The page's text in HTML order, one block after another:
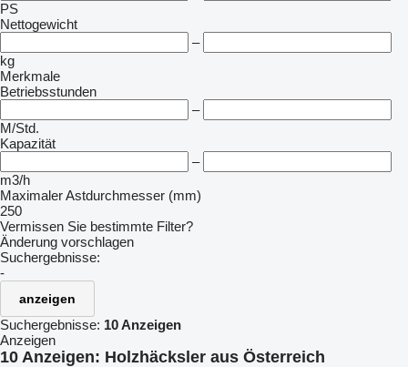
PS
Nettogewicht
–
kg
Merkmale
Betriebsstunden
–
M/Std.
Kapazität
–
m3/h
Maximaler Astdurchmesser (mm)
250
Vermissen Sie bestimmte Filter?
Änderung vorschlagen
Suchergebnisse:
-
anzeigen
Suchergebnisse: 10 Anzeigen
Anzeigen
10 Anzeigen: Holzhäcksler aus Österreich